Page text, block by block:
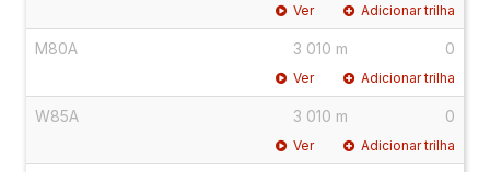
Ver Adicionar trilha
M80A 3 010 m 0
Ver Adicionar trilha
W85A 3 010 m 0
Ver Adicionar trilha